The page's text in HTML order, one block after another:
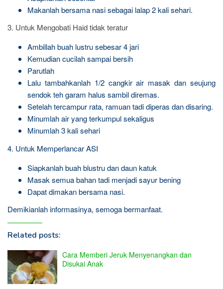
Makanlah bersama nasi sebagai lalap 2 kali sehari.
3. Untuk Mengobati Haid tidak teratur
Ambillah buah lustru sebesar 4 jari
Kemudian cucilah sampai bersih
Parutlah
Lalu tambahkanlah 1/2 cangkir air masak dan seujung
sendok teh garam halus sambil diremas.
Setelah tercampur rata, ramuan tadi diperas dan disaring.
Minumlah air yang terkumpul sekaligus
Minumlah 3 kali sehari
4. Untuk Memperlancar ASI
Siapkanlah buah blustru dan daun katuk
Masak semua bahan tadi menjadi sayur bening
Dapat dimakan bersama nasi.
Demikianlah informasinya, semoga bermanfaat.
Related posts:
Cara Memberi Jeruk Menyenangkan dan
Disukai Anak